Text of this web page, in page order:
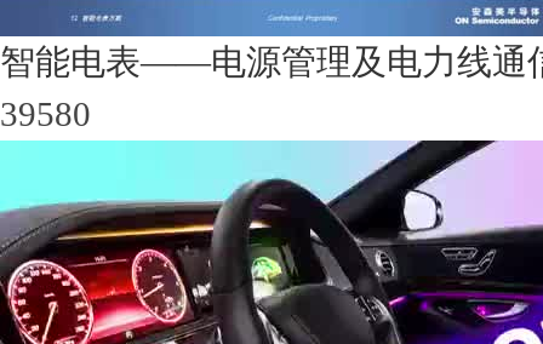
智能电表——电源管理及电力线通
39580